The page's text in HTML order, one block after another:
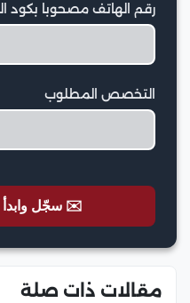
رقم الهاتف مصحوبا بكود
التخصص المطلوب
✉️ سجّل وابدأ
مقالات ذات صلة